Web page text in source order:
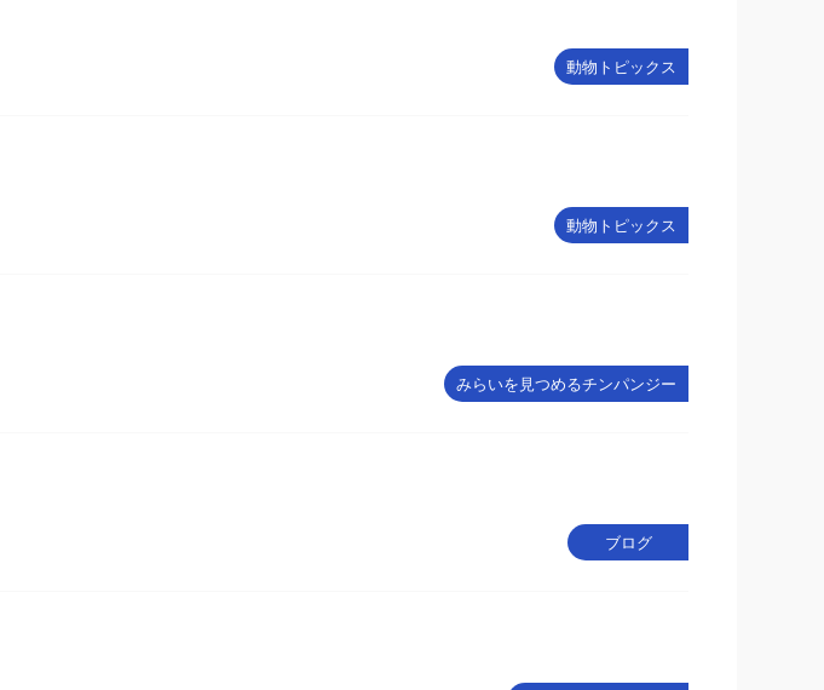
動物トピックス
動物トピックス
みらいを見つめるチンパンジー
ブログ